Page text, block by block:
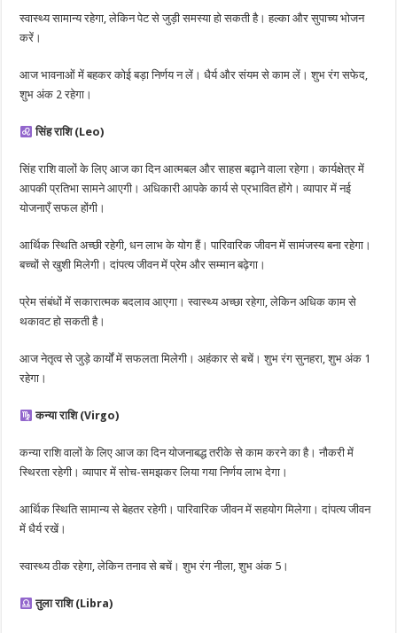
स्वास्थ्य सामान्य रहेगा, लेकिन पेट से जुड़ी समस्या हो सकती है। हल्का और सुपाच्य भोजन
करें।
आज भावनाओं में बहकर कोई बड़ा निर्णय न लें। धैर्य और संयम से काम लें। शुभ रंग सफेद,
शुभ अंक 2 रहेगा।
सिंह राशि (Leo)
सिंह राशि वालों के लिए आज का दिन आत्मबल और साहस बढ़ाने वाला रहेगा। कार्यक्षेत्र में
आपकी प्रतिभा सामने आएगी। अधिकारी आपके कार्य से प्रभावित होंगे। व्यापार में नई
योजनाएँ सफल होंगी।
आर्थिक स्थिति अच्छी रहेगी, धन लाभ के योग हैं। पारिवारिक जीवन में सामंजस्य बना रहेगा।
बच्चों से खुशी मिलेगी। दांपत्य जीवन में प्रेम और सम्मान बढ़ेगा।
प्रेम संबंधों में सकारात्मक बदलाव आएगा। स्वास्थ्य अच्छा रहेगा, लेकिन अधिक काम से
थकावट हो सकती है।
आज नेतृत्व से जुड़े कार्यों में सफलता मिलेगी। अहंकार से बचें। शुभ रंग सुनहरा, शुभ अंक 1
रहेगा।
कन्या राशि (Virgo)
कन्या राशि वालों के लिए आज का दिन योजनाबद्ध तरीके से काम करने का है। नौकरी में
स्थिरता रहेगी। व्यापार में सोच-समझकर लिया गया निर्णय लाभ देगा।
आर्थिक स्थिति सामान्य से बेहतर रहेगी। पारिवारिक जीवन में सहयोग मिलेगा। दांपत्य जीवन
में धैर्य रखें।
स्वास्थ्य ठीक रहेगा, लेकिन तनाव से बचें। शुभ रंग नीला, शुभ अंक 5।
तुला राशि (Libra)